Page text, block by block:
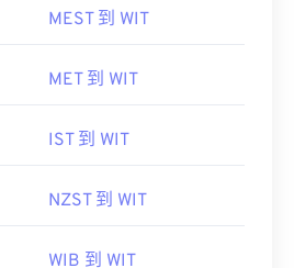
MEST 到 WIT
MET 到 WIT
IST 到 WIT
NZST 到 WIT
WIB 到 WIT